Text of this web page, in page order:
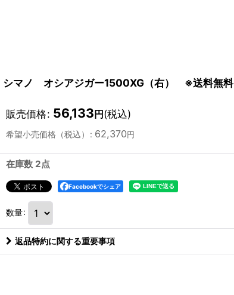
シマノ オシアジガー1500XG（右） ※送料無料
販売価格: 56,133円(税込)
希望小売価格（税込） : 62,370円
在庫数 2点
Facebookでシェア
数量:
返品特約に関する重要事項